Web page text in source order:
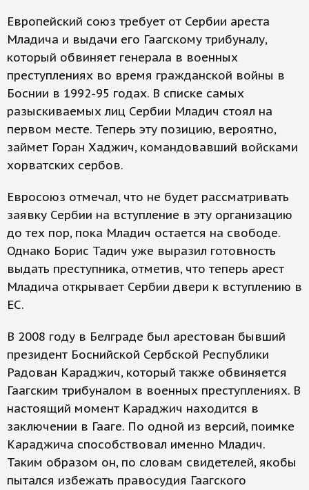
Европейский союз требует от Сербии ареста
Младича и выдачи его Гаагскому трибуналу,
который обвиняет генерала в военных
преступлениях во время гражданской войны в
Боснии в 1992-95 годах. В списке самых
разыскиваемых лиц Сербии Младич стоял на
первом месте. Теперь эту позицию, вероятно,
займет Горан Хаджич, командовавший войсками
хорватских сербов.
Евросоюз отмечал, что не будет рассматривать
заявку Сербии на вступление в эту организацию
до тех пор, пока Младич остается на свободе.
Однако Борис Тадич уже выразил готовность
выдать преступника, отметив, что теперь арест
Младича открывает Сербии двери к вступлению в
ЕС.
В 2008 году в Белграде был арестован бывший
президент Боснийской Сербской Республики
Радован Караджич, который также обвиняется
Гаагским трибуналом в военных преступлениях. В
настоящий момент Караджич находится в
заключении в Гааге. По одной из версий, поимке
Караджича способствовал именно Младич.
Таким образом он, по словам свидетелей, якобы
пытался избежать правосудия Гаагского